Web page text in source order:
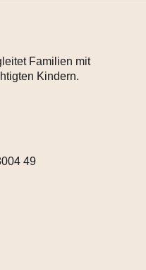
Familien mit
Kindern.
49